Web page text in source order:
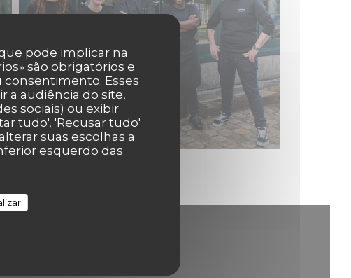
pode implicar na
são obrigatórios e
consentimento. Esses
a audiência do site,
sociais) ou exibir
tudo', 'Recusar tudo'
suas escolhas a
esquerdo das